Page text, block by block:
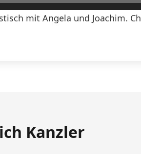
mit Angela und Joachim.
Kanzler